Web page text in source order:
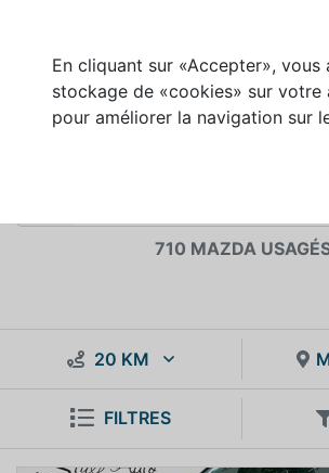
En cliquant sur «Accepter», vous
stockage de «cookies» sur votre
pour améliorer la navigation sur
MAZDA À VENDRE
710 MAZDA
20 KM
FILTRES